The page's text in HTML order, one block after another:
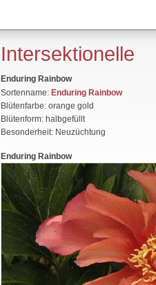
Intersektionelle
Enduring Rainbow
Sortenname: Enduring Rainbow
Blütenfarbe: orange gold
Blütenform: halbgefüllt
Besonderheit: Neuzüchtung
Enduring Rainbow